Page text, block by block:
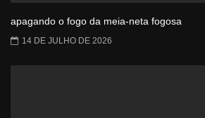
apagando o fogo da meia-neta fogosa
14 DE JULHO DE 2026